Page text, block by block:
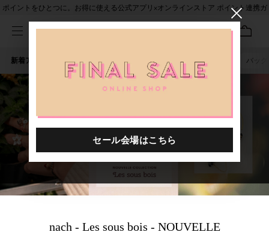
ポイントをひとつに。お得に使える公式アプリ×オンラインストア ポイント連携ガ
新着アイテム 人気ワード セール 40th限定 バッグ
nach - Les sous bois - NOUVELLE